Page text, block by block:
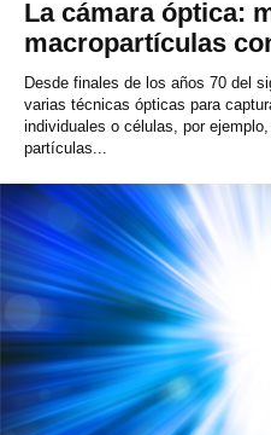
La cámara óptica:
macropartículas
Desde finales de los años 70 del
varias técnicas ópticas para
individuales o células, por
partículas...